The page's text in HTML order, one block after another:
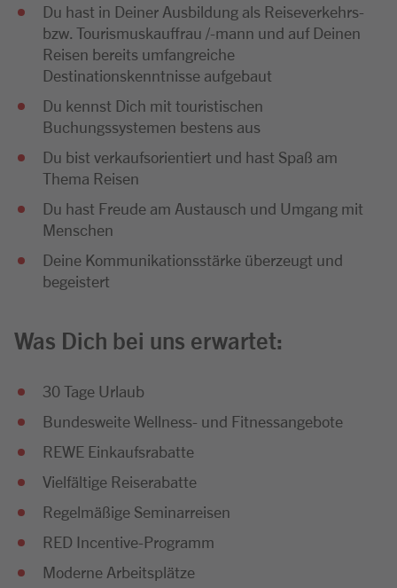
Du hast in Deiner Ausbildung als Reiseverkehrs-
bzw. Tourismuskauffrau /-mann und auf Deinen
Reisen bereits umfangreiche
Destinationskenntnisse aufgebaut
Du kennst Dich mit touristischen
Buchungssystemen bestens aus
Du bist verkaufsorientiert und hast Spaß am
Thema Reisen
Du hast Freude am Austausch und Umgang mit
Menschen
Deine Kommunikationsstärke überzeugt und
begeistert
Was Dich bei uns erwartet:
30 Tage Urlaub
Bundesweite Wellness- und Fitnessangebote
REWE Einkaufsrabatte
Vielfältige Reiserabatte
Regelmäßige Seminarreisen
RED Incentive-Programm
Moderne Arbeitsplätze